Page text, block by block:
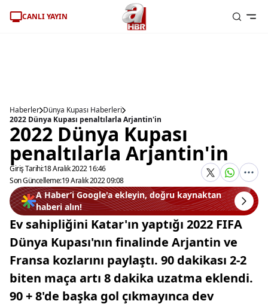
CANLI YAYIN
Haberler Dünya Kupası Haberleri
2022 Dünya Kupası penaltılarla Arjantin'in
2022 Dünya Kupası
penaltılarla Arjantin'in
Giriş Tarihi:18 Aralık 2022 16:46
Son Güncelleme:19 Aralık 2022 09:08
A Haber’i Google'a ekleyin, doğru kaynaktan
haberi alın!
Ev sahipliğini Katar'ın yaptığı 2022 FIFA
Dünya Kupası'nın finalinde Arjantin ve
Fransa kozlarını paylaştı. 90 dakikası 2-2
biten maça artı 8 dakika uzatma eklendi.
90 + 8'de başka gol çıkmayınca dev